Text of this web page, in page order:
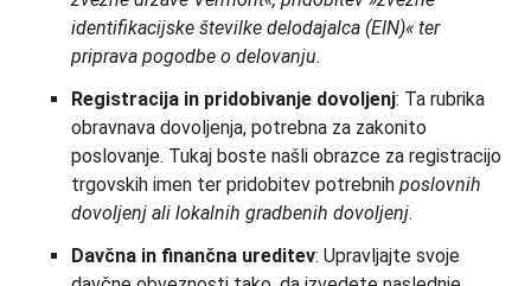
identifikacijske številke delodajalca (EIN)« ter
priprava pogodbe o delovanju.
Registracija in pridobivanje dovoljenj: Ta rubrika
obravnava dovoljenja, potrebna za zakonito
poslovanje. Tukaj boste našli obrazce za registracijo
trgovskih imen ter pridobitev potrebnih poslovnih
dovoljenj ali lokalnih gradbenih dovoljenj.
Davčna in finančna ureditev: Upravljajte svoje